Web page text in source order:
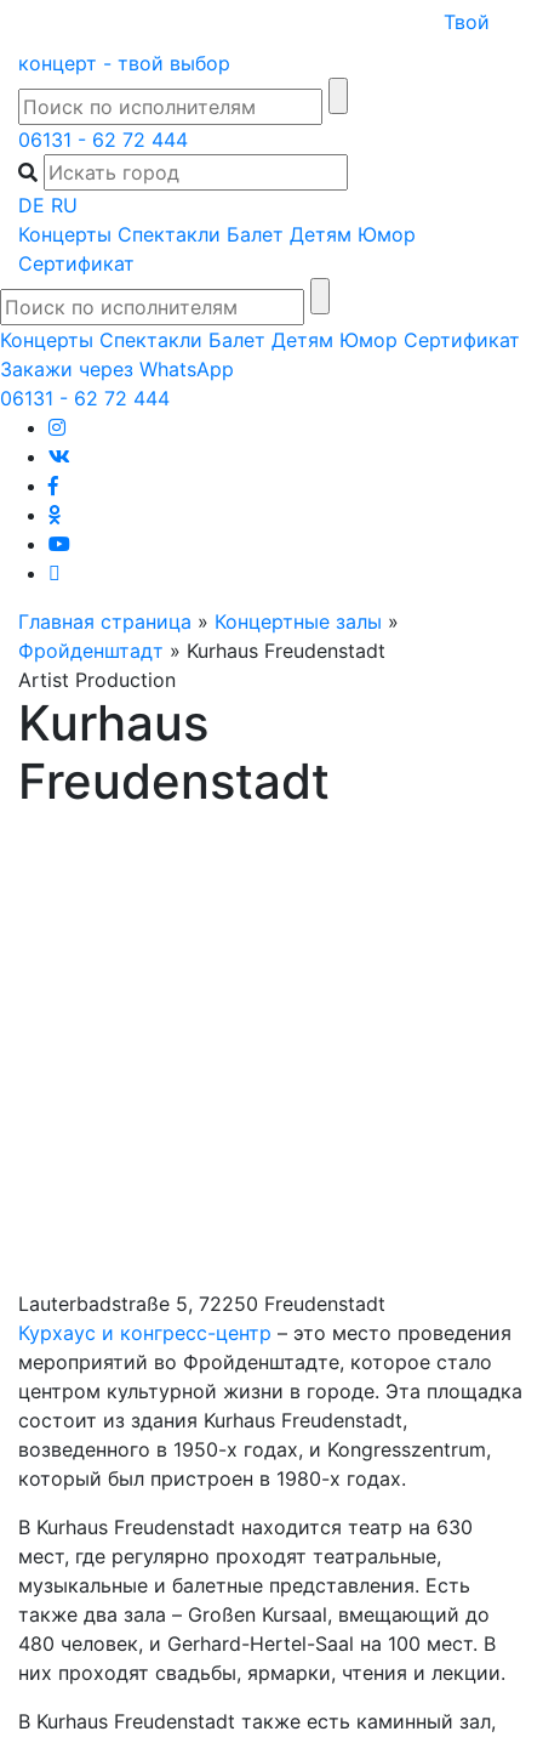
content
Твой
концерт - твой выбор
06131 - 62 72 444
DE RU
Концерты Спектакли Балет Детям Юмор
Сертификат
Концерты Спектакли Балет Детям Юмор Сертификат
Закажи через WhatsApp
06131 - 62 72 444
Главная страница » Концертные залы »
Фройденштадт » Kurhaus Freudenstadt
Artist Production
Kurhaus
Freudenstadt
Lauterbadstraße 5, 72250 Freudenstadt
Курхаус и конгресс-центр – это место проведения
мероприятий во Фройденштадте, которое стало
центром культурной жизни в городе. Эта площадка
состоит из здания Kurhaus Freudenstadt,
возведенного в 1950-х годах, и Kongresszentrum,
который был пристроен в 1980-х годах.
В Kurhaus Freudenstadt находится театр на 630
мест, где регулярно проходят театральные,
музыкальные и балетные представления. Есть
также два зала – Großen Kursaal, вмещающий до
480 человек, и Gerhard-Hertel-Saal на 100 мест. В
них проходят свадьбы, ярмарки, чтения и лекции.
В Kurhaus Freudenstadt также есть каминный зал,